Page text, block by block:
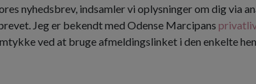
nyhedsbrev, indsamler vi oplysninger om dig via
Jeg er bekendt med Odense Marcipans
ved at bruge afmeldingslinket i den enkelte